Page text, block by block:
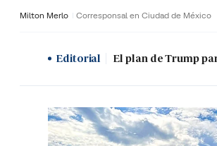
Milton Merlo Corresponsal en Ciudad de México
Editorial El plan de Trump